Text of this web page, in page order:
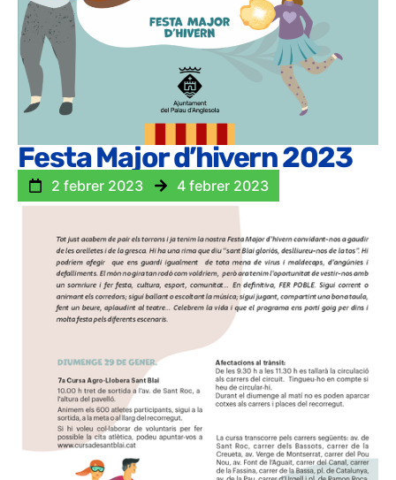
Festa Major d’hivern 2023
2 febrer 2023 4 febrer 2023